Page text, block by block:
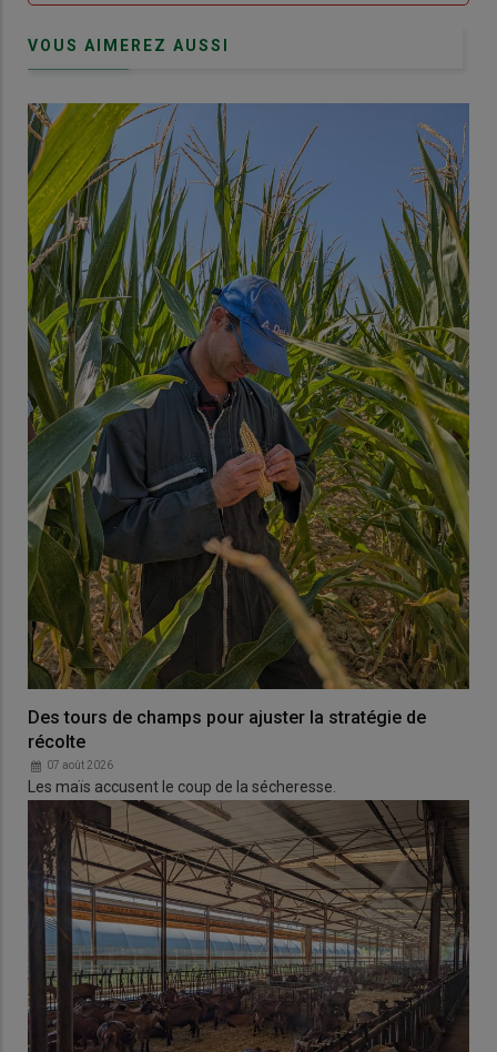
VOUS AIMEREZ AUSSI
Des tours de champs pour ajuster la stratégie de
récolte
07 août 2026
Les maïs accusent le coup de la sécheresse.